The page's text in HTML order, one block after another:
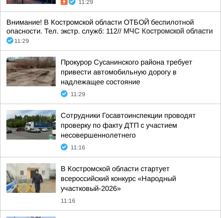
11:29
Внимание! В Костромской области ОТБОЙ беспилотной
опасности. Тел. экстр. служб: 112// МЧС Костромской области
11:29
Прокурор Сусанинского района требует
привести автомобильную дорогу в
надлежащее состояние
11:29
Сотрудники Госавтоинспекции проводят
проверку по факту ДТП с участием
несовершеннолетнего
11:16
В Костромской области стартует
всероссийский конкурс «Народный
участковый-2026»
11:16